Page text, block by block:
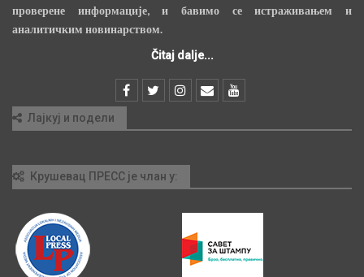
проверене информације, и бавимо се истраживањем и
аналитичким новинарством.
Čitaj dalje...
Лајкуј и подели
Крушевац ПРЕСС је члан у: